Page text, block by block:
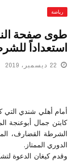
رياضة
طوى صفحة
استعداداً
22 ديسمبر، 2019
أمام أهلي شندي
كابتن جمال أبوعنجة
الدوري الممتاز.
وقدم كيغان الدعوة